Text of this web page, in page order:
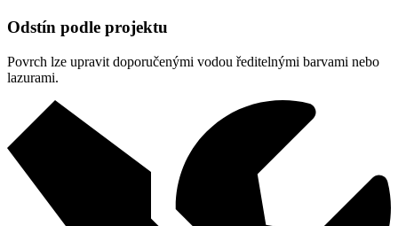
Odstín podle projektu
Povrch lze upravit doporučenými vodou ředitelnými barvami nebo
lazurami.